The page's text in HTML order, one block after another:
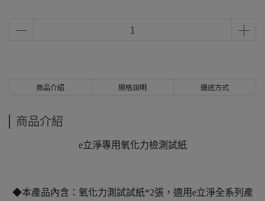
商品介紹 規格說明 運送方式
商品介紹
e立淨專用氧化力檢測試紙
◆本產品內含：氧化力測試試紙*2張，適用e立淨全系列產